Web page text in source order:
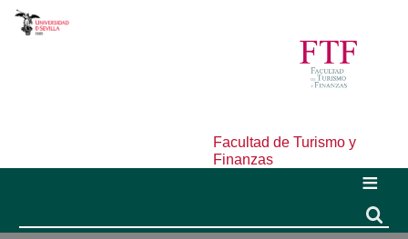
Facultad de Turismo y
Finanzas